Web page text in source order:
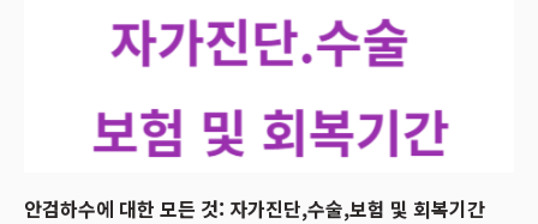
안검하수에 대한 모든 것: 자가진단,수술,보험 및 회복기간